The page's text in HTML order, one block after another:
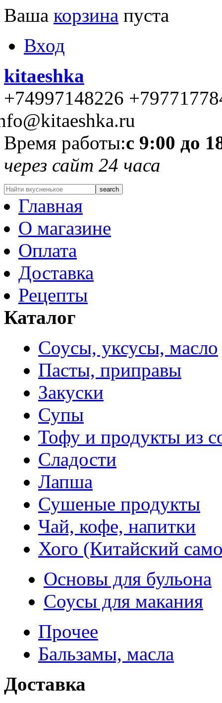
Ваша корзина пуста
Вход
kitaeshka
+74997148226
Время работы:с 9:00 до
через сайт 24 часа
Главная
О магазине
Оплата
Доставка
Рецепты
Каталог
Соусы, уксусы, масло
Пасты, приправы
Закуски
Супы
Тофу и продукты из
Сладости
Лапша
Сушеные продукты
Чай, кофе, напитки
Хого (Китайский
Основы для бульона
Соусы для макания
Прочее
Бальзамы, масла
Доставка